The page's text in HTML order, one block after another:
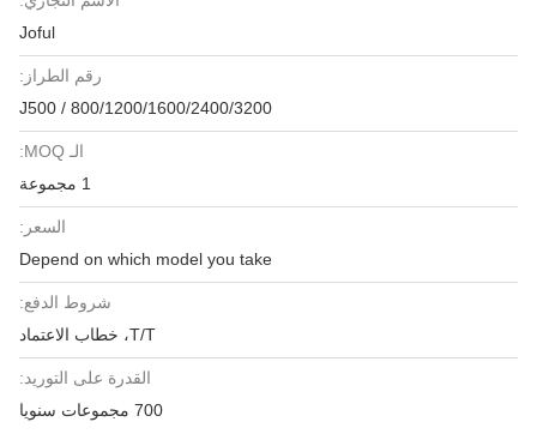
Joful
رقم الطراز:
J500 / 800/1200/1600/2400/3200
الـ MOQ:
1 مجموعة
السعر:
Depend on which model you take
شروط الدفع:
T/T، خطاب الاعتماد
القدرة على التوريد:
700 مجموعات سنويا